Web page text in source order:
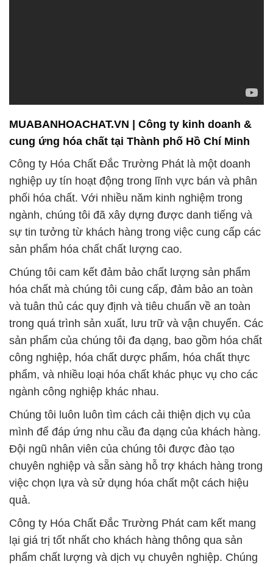
MUABANHOACHAT.VN | Công ty kinh doanh &
cung ứng hóa chất tại Thành phố Hồ Chí Minh
Công ty Hóa Chất Đắc Trường Phát là một doanh
nghiệp uy tín hoạt động trong lĩnh vực bán và phân
phối hóa chất. Với nhiều năm kinh nghiệm trong
ngành, chúng tôi đã xây dựng được danh tiếng và
sự tin tưởng từ khách hàng trong việc cung cấp các
sản phẩm hóa chất chất lượng cao.
Chúng tôi cam kết đảm bảo chất lượng sản phẩm
hóa chất mà chúng tôi cung cấp, đảm bảo an toàn
và tuân thủ các quy định và tiêu chuẩn về an toàn
trong quá trình sản xuất, lưu trữ và vận chuyển. Các
sản phẩm của chúng tôi đa dạng, bao gồm hóa chất
công nghiệp, hóa chất dược phẩm, hóa chất thực
phẩm, và nhiều loại hóa chất khác phục vụ cho các
ngành công nghiệp khác nhau.
Chúng tôi luôn luôn tìm cách cải thiện dịch vụ của
mình để đáp ứng nhu cầu đa dạng của khách hàng.
Đội ngũ nhân viên của chúng tôi được đào tạo
chuyên nghiệp và sẵn sàng hỗ trợ khách hàng trong
việc chọn lựa và sử dụng hóa chất một cách hiệu
quả.
Công ty Hóa Chất Đắc Trường Phát cam kết mang
lại giá trị tốt nhất cho khách hàng thông qua sản
phẩm chất lượng và dịch vụ chuyên nghiệp. Chúng